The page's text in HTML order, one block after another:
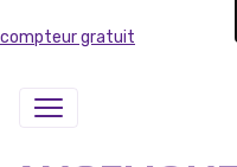
compteur gratuit